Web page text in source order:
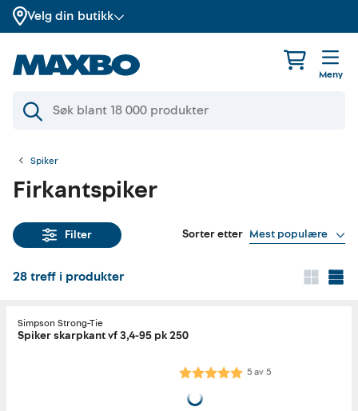
Velg din butikk
Meny
Spiker
Firkantspiker
Filter Sorter etter Mest populære
28treff i produkter
Simpson Strong-Tie
Spiker skarpkant vf 3,4-95 pk 250
Karakter: 5.0 av 5 mulige
5av5